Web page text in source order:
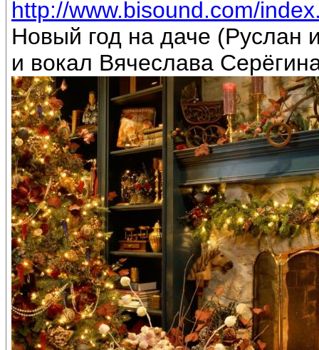
http://www.bisound.com/
Новый год на даче
и вокал Вячеслава